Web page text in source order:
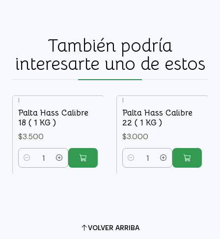
También podría
interesarte uno de estos
|
Palta Hass Calibre
18 ( 1 KG )
$3.500
Cantidad
|
Palta Hass Calibre
22 ( 1 KG )
$3.000
Cantidad
VOLVER ARRIBA